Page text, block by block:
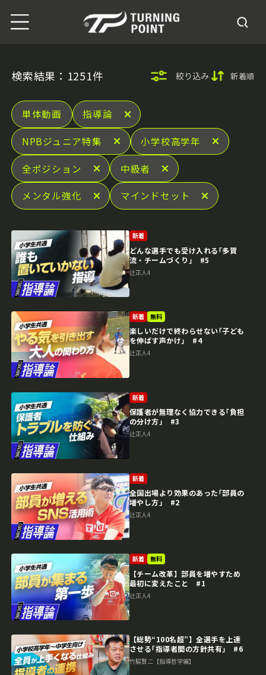
検索結果：1251件 絞り込み 新着順
単体動画 指導論
NPBジュニア特集 小学校高学年
全ポジション 中級者
メンタル強化 マインドセット
新着
どんな選手でも受け入れる｢多賀
流・チームづくり｣ #5
辻正人4
新着 無料
楽しいだけで終わらせない｢子ども
を伸ばす声かけ｣ #4
辻正人4
新着
保護者が無理なく協力できる｢負担
の分け方｣ #3
辻正人4
新着
全国出場より効果のあった｢部員の
増やし方｣ #2
辻正人4
新着 無料
【チーム改革】部員を増やすため
最初に変えたこと #1
辻正人4
【総勢“100名超”】全選手を上達
させる｢指導者間の方針共有｣ #6
竹脇賢二【指導哲学編】